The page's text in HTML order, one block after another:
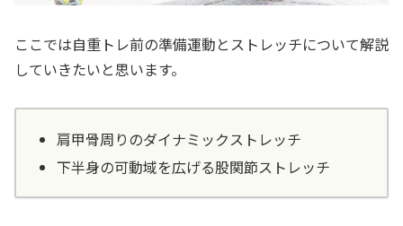
ここでは自重トレ前の準備運動とストレッチについて解説
していきたいと思います。
肩甲骨周りのダイナミックストレッチ
下半身の可動域を広げる股関節ストレッチ